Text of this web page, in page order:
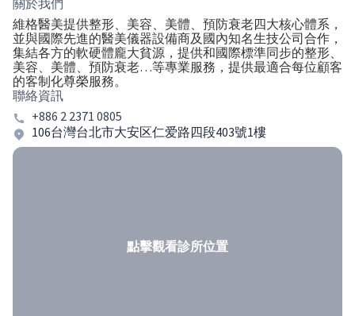
關於我們
維格醫美提供整形、美容、美體、預防衰老四大核心體系，
並與國際先進的醫美儀器設備商及國內知名生技公司合作，
集結各方的軟硬體龐大貧源，提供和國際標準同步的整形、
美容、美體、預防衰老…等專業服務，提供最適合每位顧客
的客制化尊榮服務。
聯絡資訊
+886 2 2371 0805
106台灣台北市大安区仁爱路四段403號1樓
點擊觀看診所位置